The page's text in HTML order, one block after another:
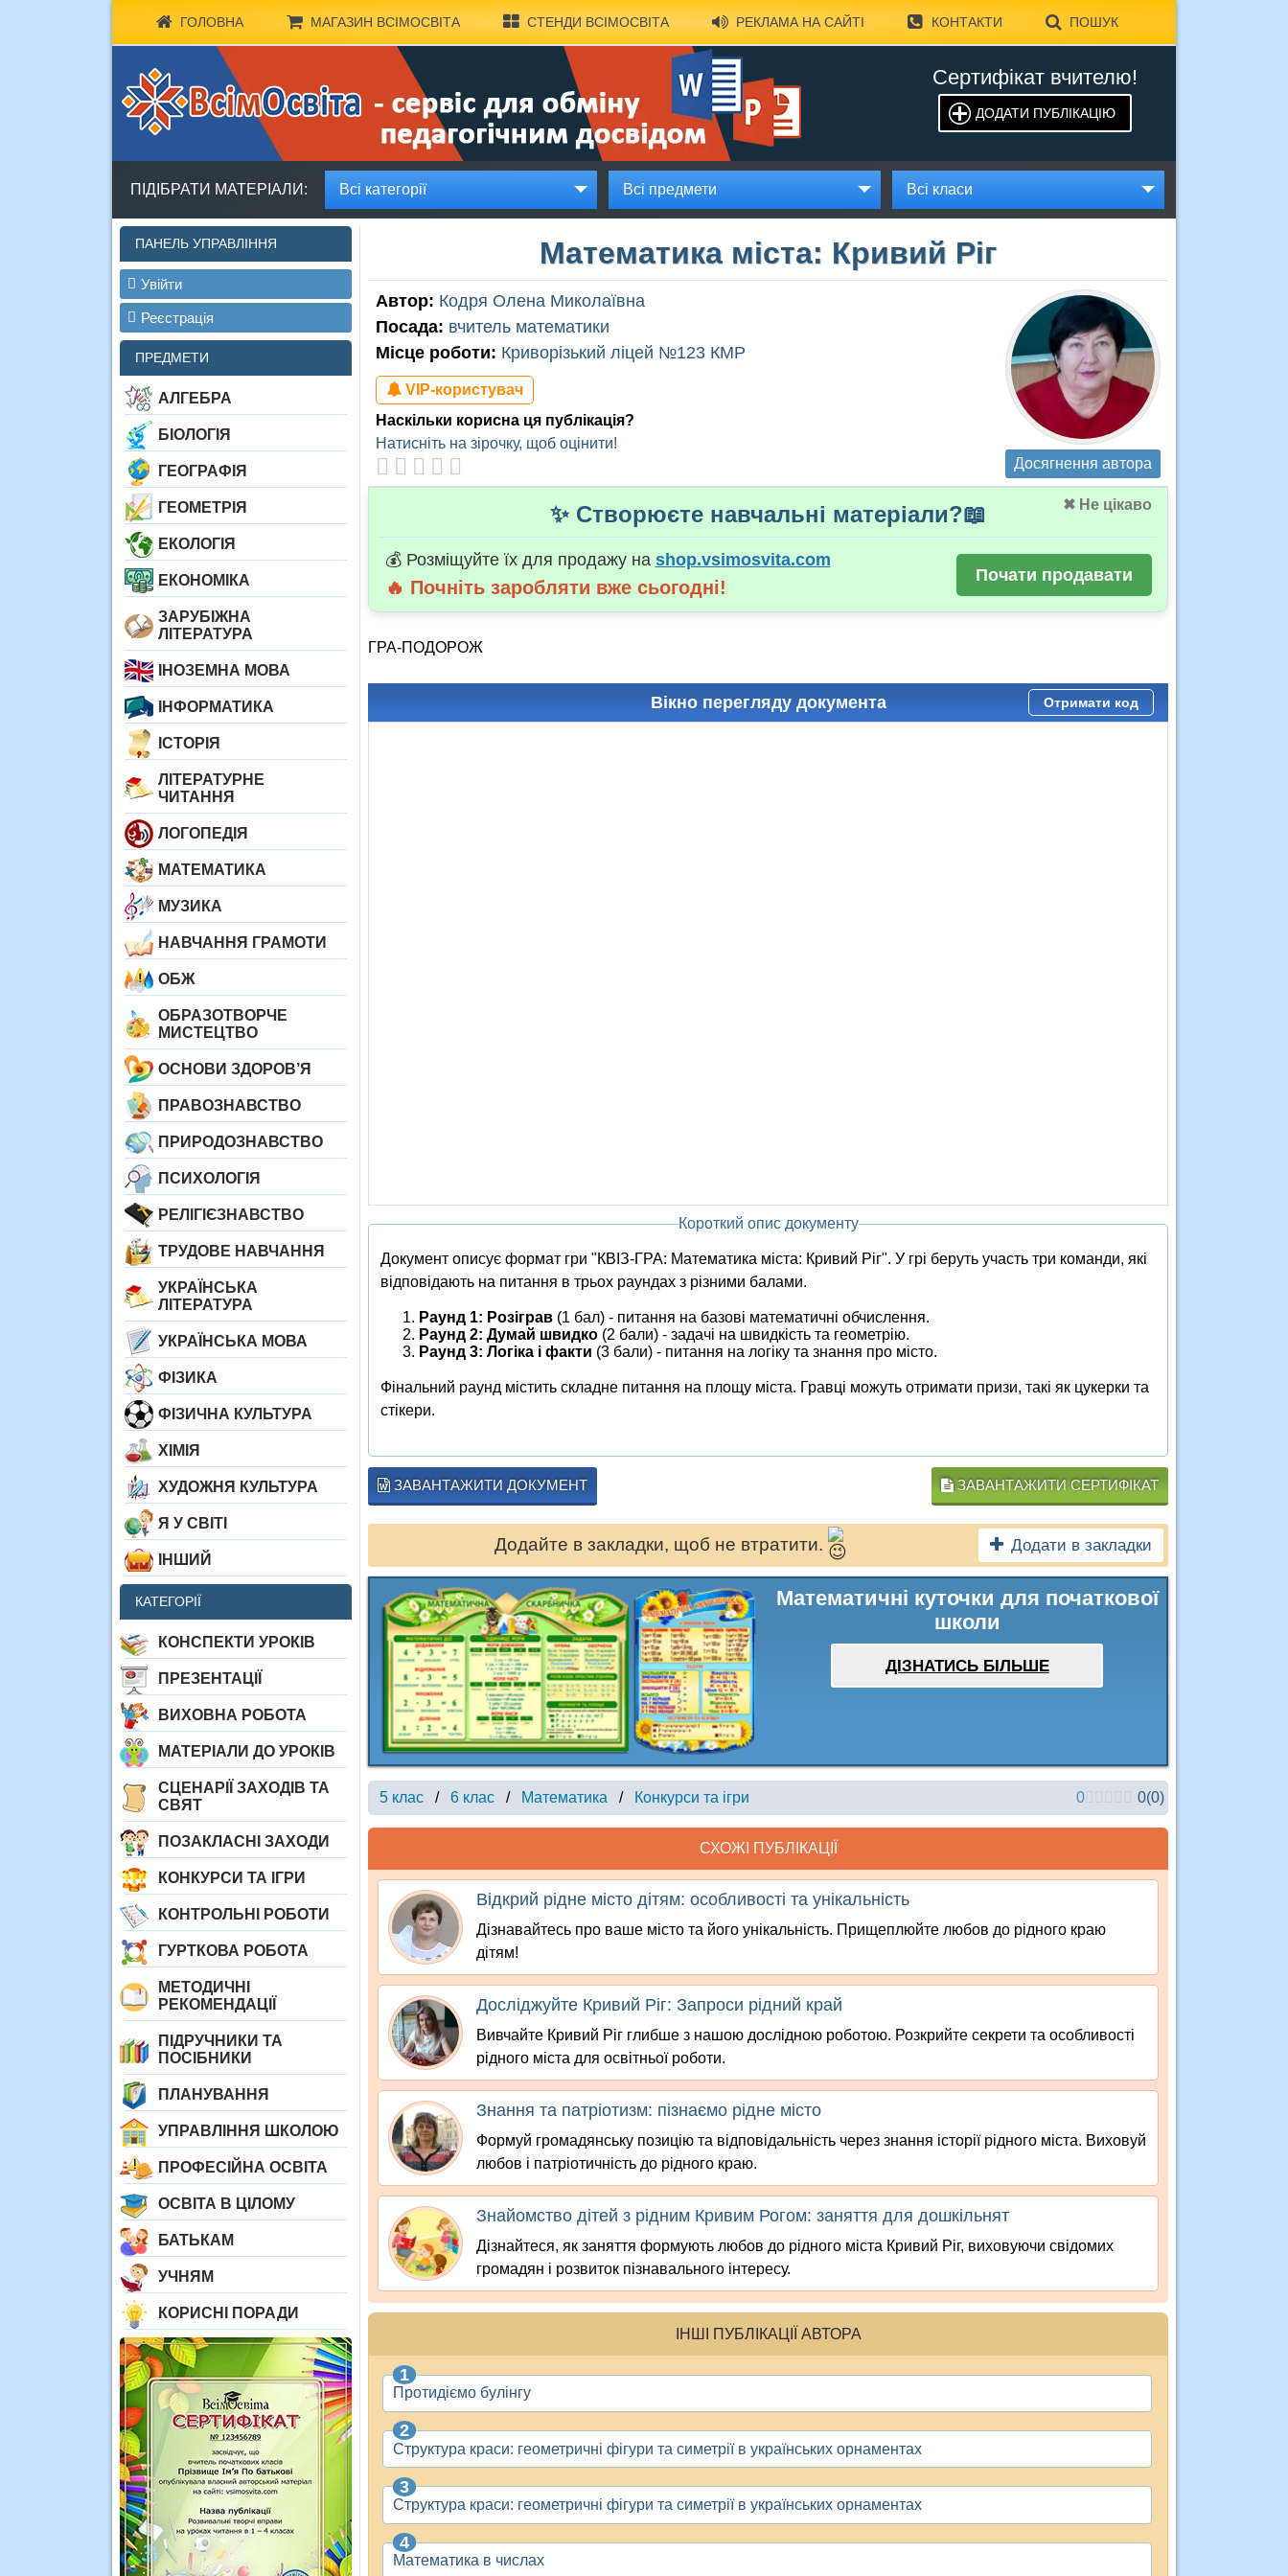
ГОЛОВНА МАГАЗИН ВСІМОСВІТА СТЕНДИ ВСІМОСВІТА РЕКЛАМА НА САЙТІ КОНТАКТИ ПОШУК
Сертифікат вчителю!
ДОДАТИ ПУБЛІКАЦІЮ
ПІДІБРАТИ МАТЕРІАЛИ: Всі категорії Всі предмети Всі класи
ПАНЕЛЬ УПРАВЛІННЯ
Увійти
Реєстрація
ПРЕДМЕТИ
АЛГЕБРА
БІОЛОГІЯ
ГЕОГРАФІЯ
ГЕОМЕТРІЯ
ЕКОЛОГІЯ
ЕКОНОМІКА
ЗАРУБІЖНА
ЛІТЕРАТУРА
ІНОЗЕМНА МОВА
ІНФОРМАТИКА
ІСТОРІЯ
ЛІТЕРАТУРНЕ
ЧИТАННЯ
ЛОГОПЕДІЯ
МАТЕМАТИКА
МУЗИКА
НАВЧАННЯ ГРАМОТИ
ОБЖ
ОБРАЗОТВОРЧЕ
МИСТЕЦТВО
ОСНОВИ ЗДОРОВ’Я
ПРАВОЗНАВСТВО
ПРИРОДОЗНАВСТВО
ПСИХОЛОГІЯ
РЕЛІГІЄЗНАВСТВО
ТРУДОВЕ НАВЧАННЯ
УКРАЇНСЬКА
ЛІТЕРАТУРА
УКРАЇНСЬКА МОВА
ФІЗИКА
ФІЗИЧНА КУЛЬТУРА
ХІМІЯ
ХУДОЖНЯ КУЛЬТУРА
Я У СВІТІ
ІНШИЙ
КАТЕГОРІЇ
КОНСПЕКТИ УРОКІВ
ПРЕЗЕНТАЦІЇ
ВИХОВНА РОБОТА
МАТЕРІАЛИ ДО УРОКІВ
СЦЕНАРІЇ ЗАХОДІВ ТА
СВЯТ
ПОЗАКЛАСНІ ЗАХОДИ
КОНКУРСИ ТА ІГРИ
КОНТРОЛЬНІ РОБОТИ
ГУРТКОВА РОБОТА
МЕТОДИЧНІ
РЕКОМЕНДАЦІЇ
ПІДРУЧНИКИ ТА
ПОСІБНИКИ
ПЛАНУВАННЯ
УПРАВЛІННЯ ШКОЛОЮ
ПРОФЕСІЙНА ОСВІТА
ОСВІТА В ЦІЛОМУ
БАТЬКАМ
УЧНЯМ
КОРИСНІ ПОРАДИ
Математика міста: Кривий Ріг
Автор: Кодря Олена Миколаївна
Посада: вчитель математики
Місце роботи: Криворізький ліцей №123 КМР
VIP-користувач
Наскільки корисна ця публікація?
Натисніть на зірочку, щоб оцінити!
Досягнення автора
✖ Не цікаво
✨ Створюєте навчальні матеріали?📖
💰 Розміщуйте їх для продажу на shop.vsimosvita.com
🔥 Почніть заробляти вже сьогодні!
Почати продавати
ГРА-ПОДОРОЖ
Вікно перегляду документа Отримати код
Короткий опис документу
Документ описує формат гри "КВІЗ-ГРА: Математика міста: Кривий Ріг". У грі беруть участь три команди, які
відповідають на питання в трьох раундах з різними балами.
Раунд 1: Розіграв (1 бал) - питання на базові математичні обчислення.
Раунд 2: Думай швидко (2 бали) - задачі на швидкість та геометрію.
Раунд 3: Логіка і факти (3 бали) - питання на логіку та знання про місто.
Фінальний раунд містить складне питання на площу міста. Гравці можуть отримати призи, такі як цукерки та
стікери.
ЗАВАНТАЖИТИ ДОКУМЕНТ ЗАВАНТАЖИТИ СЕРТИФІКАТ
Додайте в закладки, щоб не втратити. Додати в закладки
Математичні куточки для початкової
школи
ДІЗНАТИСЬ БІЛЬШЕ
5 клас / 6 клас / Математика / Конкурси та ігри 0 0(0)
СХОЖІ ПУБЛІКАЦІЇ
Відкрий рідне місто дітям: особливості та унікальність
Дізнавайтесь про ваше місто та його унікальність. Прищеплюйте любов до рідного краю
дітям!
Досліджуйте Кривий Ріг: Запроси рідний край
Вивчайте Кривий Ріг глибше з нашою дослідною роботою. Розкрийте секрети та особливості
рідного міста для освітньої роботи.
Знання та патріотизм: пізнаємо рідне місто
Формуй громадянську позицію та відповідальність через знання історії рідного міста. Виховуй
любов і патріотичність до рідного краю.
Знайомство дітей з рідним Кривим Рогом: заняття для дошкільнят
Дізнайтеся, як заняття формують любов до рідного міста Кривий Ріг, виховуючи свідомих
громадян і розвиток пізнавального інтересу.
ІНШІ ПУБЛІКАЦІЇ АВТОРА
Протидіємо булінгу
Структура краси: геометричні фігури та симетрії в українських орнаментах
Структура краси: геометричні фігури та симетрії в українських орнаментах
Математика в числах